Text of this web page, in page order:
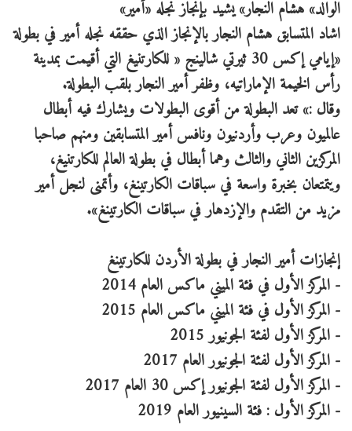
الوالد» هشام النجار» يشيد بإنجاز نجله «أمير»
اشاد المتسابق هشام النجار بالإنجاز الذي حققه نجله أمير في بطولة
«إيامي إكس 30 ثيرتي شالينج « للكارتنيغ التي أقيمت بمدينة
رأس الخيمة الإماراتيه، وظفر أمير النجار بلقب البطولة.
وقال :» تعد البطولة من أقوى البطولات ويشارك فيه أبطال
عالميون وعرب وأردنيون ونافس أمير المتسابقين ومنهم صاحبا
المركزين الثاني والثالث وهما أبطال في بطولة العالم للكارتنيغ،
ويتمتعان بخبرة واسعة في سباقات الكارتينغ، وأتمنى لنجل أمير
مزيد من التقدم والإزدهار في سباقات الكارتينغ».
إنجازات أمير النجار في بطولة الأردن للكارتينغ
- المركز الأول في فئة الميني ماكس العام 2014
- المركز الأول في فئة الميني ماكس العام 2015
- المركز الأول لفئة الجونيور 2015
- المركز الأول لفئة الجونيور العام 2017
- المركز الأول لفئة الجونيور إكس 30 العام 2017
- المركز الأول : فئة السينيور العام 2019